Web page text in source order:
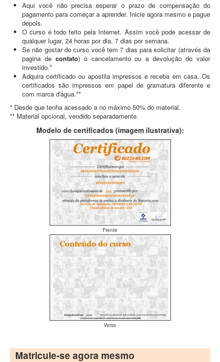
Aqui você não precisa esperar o prazo de compensação do
pagamento para começar a aprender. Inicie agora mesmo e pague
depois.
O curso é todo feito pela Internet. Assim você pode acessar de
qualquer lugar, 24 horas por dia, 7 dias por semana.
Se não gostar do curso você tem 7 dias para solicitar (através da
pagina de contato) o cancelamento ou a devolução do valor
investido.*
Adquira certificado ou apostila impressos e receba em casa. Os
certificados são impressos em papel de gramatura diferente e
com marca d'água.**
* Desde que tenha acessado a no máximo 50% do material.
** Material opcional, vendido separadamente.
Modelo de certificados (imagem ilustrativa):
Frente
Verso
Matricule-se agora mesmo